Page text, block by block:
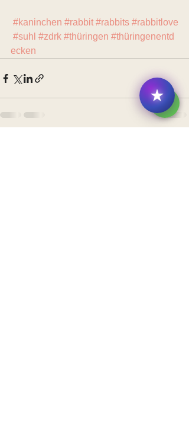
#kaninchen #rabbit #rabbits #rabbitlove
#suhl #zdrk #thüringen #thüringenentd
ecken